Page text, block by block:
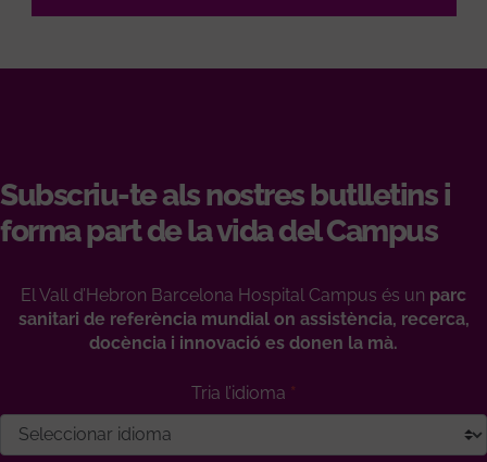
Subscriu-te als nostres butlletins i
forma part de la vida del Campus
El Vall d’Hebron Barcelona Hospital Campus és un parc
sanitari de referència mundial on assistència, recerca,
docència i innovació es donen la mà.
Tria l’idioma